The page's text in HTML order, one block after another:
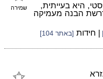
שמירה
היא בעייתית,
הבנה מעמיקה
| חידות [באתר 104]